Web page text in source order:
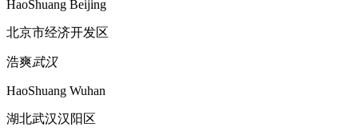
HaoShuang Beijing
北京市经济开发区
浩爽武汉
HaoShuang Wuhan
湖北武汉汉阳区